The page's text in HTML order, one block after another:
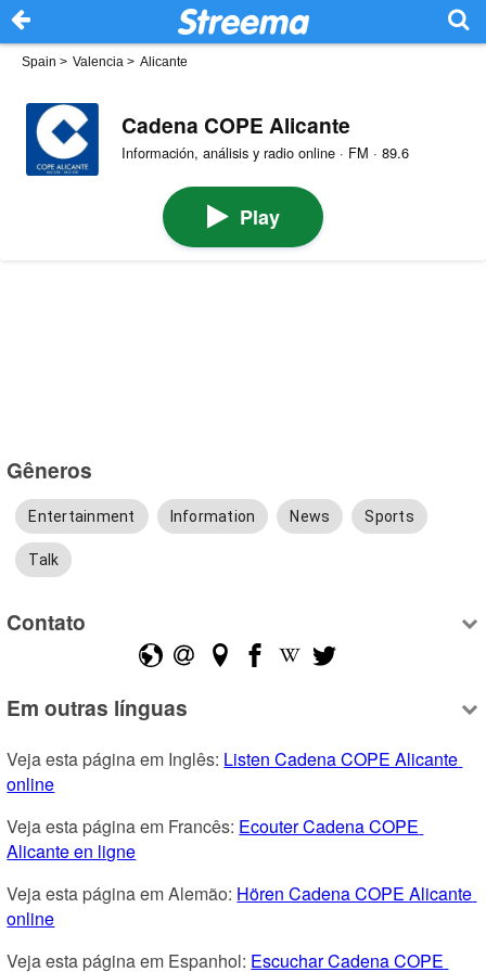
Spain > Valencia > Alicante
Cadena COPE Alicante
Información, análisis y radio online · FM · 89.6
Play
Gêneros
Entertainment Information News Sports
Talk
Contato
Em outras línguas
Veja esta página em Inglês: Listen Cadena COPE Alicante
online
Veja esta página em Francês: Ecouter Cadena COPE
Alicante en ligne
Veja esta página em Alemão: Hören Cadena COPE Alicante
online
Veja esta página em Espanhol: Escuchar Cadena COPE